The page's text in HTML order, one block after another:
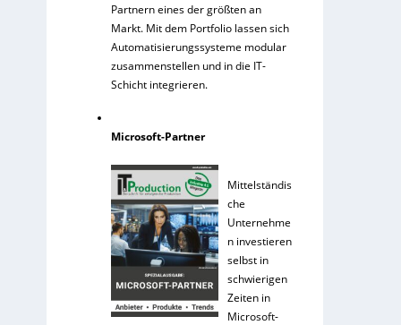
Partnern eines der größten an
Markt. Mit dem Portfolio lassen sich
Automatisierungssysteme modular
zusammenstellen und in die IT-
Schicht integrieren.
Microsoft-Partner
Mittelständis
che
Unternehme
n investieren
selbst in
schwierigen
Zeiten in
Microsoft-